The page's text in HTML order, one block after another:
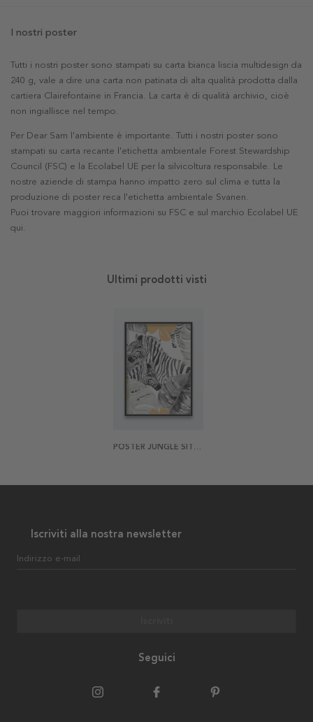
I nostri poster
Tutti i nostri poster sono stampati su carta bianca liscia multidesign da
240 g, vale a dire una carta non patinata di alta qualità prodotta dalla
cartiera Clairefontaine in Francia. La carta è di qualità archivio, cioè
non ingiallisce nel tempo.
Per Dear Sam l'ambiente è importante. Tutti i nostri poster sono
stampati su carta recante l'etichetta ambientale Forest Stewardship
Council (FSC) e la Ecolabel UE per la silvicoltura responsabile. Le
nostre aziende di stampa hanno impatto zero sul clima e tutta la
produzione di poster reca l'etichetta ambientale Svanen.
Puoi trovare maggiori informazioni su FSC e sul marchio Ecolabel UE
qui.
Ultimi prodotti visti
POSTER JUNGLE SITUATION 2
Iscriviti alla nostra newsletter
Indirizzo e-mail
Seguici